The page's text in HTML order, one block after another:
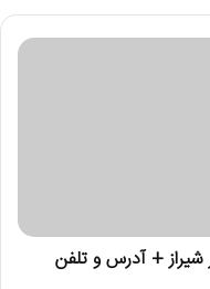
+ آدرس و تلفن